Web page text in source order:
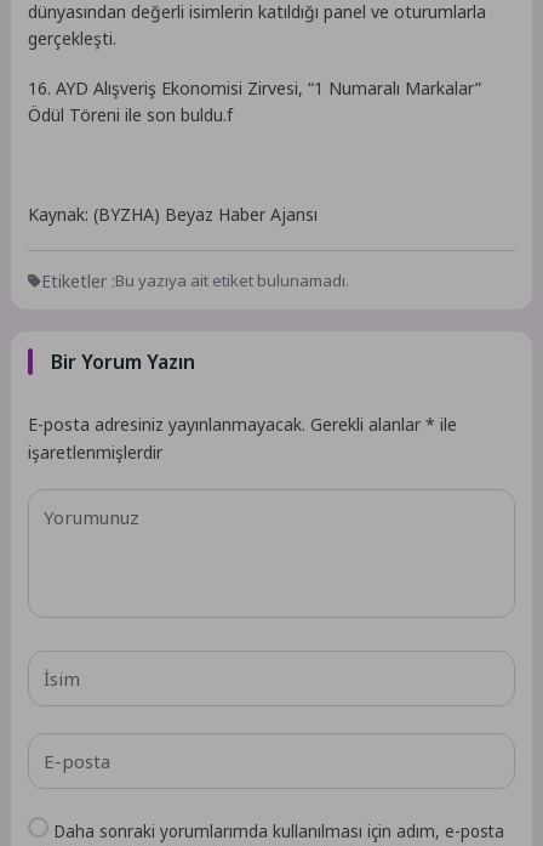
dünyasından değerli isimlerin katıldığı panel ve oturumlarla
gerçekleşti.
16. AYD Alışveriş Ekonomisi Zirvesi, “1 Numaralı Markalar”
Ödül Töreni ile son buldu.f
Kaynak: (BYZHA) Beyaz Haber Ajansı
Etiketler :Bu yazıya ait etiket bulunamadı.
Bir Yorum Yazın
E-posta adresiniz yayınlanmayacak. Gerekli alanlar* ile
işaretlenmişlerdir
Daha sonraki yorumlarımda kullanılması için adım, e-posta